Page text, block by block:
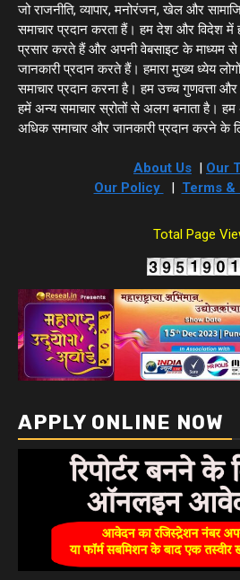
जो राजनीति, व्यापार, मनोरंजन, खेल और
समाचार प्रदान करता हैं। हम देश और विदेश में
प्रसार करते हैं और अपनी वेबसाइट के माध्यम
जानकारी प्रदान करते हैं। हमारा मुख्य ध्येय
समाचार प्रदान करना है। हम उच्च गुणवत्ता और
हमें अन्य समाचार स्रोतों से अलग बनाता है।
अधिक समाचार और जानकारी प्रदान करने के
About Us | Our
Our Policy
| Terms
Total Page
APPLY ONLINE NOW